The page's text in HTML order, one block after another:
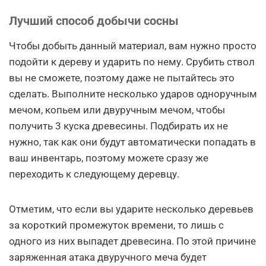
Лучший способ добычи сосны
Чтобы добыть данный материал, вам нужно просто
подойти к дереву и ударить по нему. Срубить ствол
вы не сможете, поэтому даже не пытайтесь это
сделать. Выполните несколько ударов одноручным
мечом, копьем или двуручным мечом, чтобы
получить 3 куска древесины. Подбирать их не
нужно, так как они будут автоматически попадать в
ваш инвентарь, поэтому можете сразу же
переходить к следующему деревцу.
Отметим, что если вы ударите несколько деревьев
за короткий промежуток времени, то лишь с
одного из них выпадет древесина. По этой причине
заряженная атака двуручного меча будет